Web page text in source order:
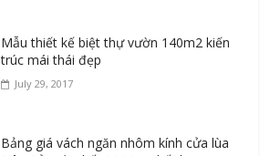
Mẫu thiết kế biệt thự vườn 140m2 kiến
trúc mái thái đẹp
July 29, 2017
Bảng giá vách ngăn nhôm kính cửa lùa